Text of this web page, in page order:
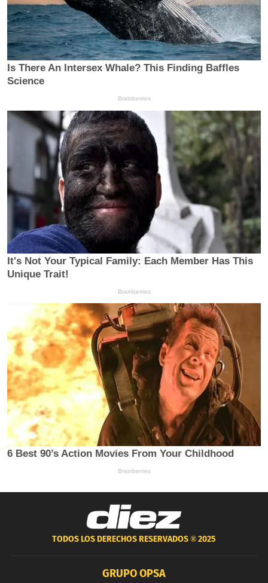
TODOS LOS DERECHOS RESERVADOS ®2025
GRUPO OPSA